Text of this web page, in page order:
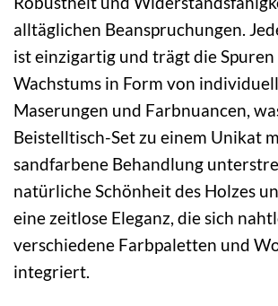
alltäglichen Beanspruchungen.
ist einzigartig und trägt die Spuren
Wachstums in Form von
Maserungen und Farbnuancen,
Beistelltisch-Set zu einem Unikat
sandfarbene Behandlung
natürliche Schönheit des Holzes
eine zeitlose Eleganz, die sich
verschiedene Farbpaletten und
integriert.